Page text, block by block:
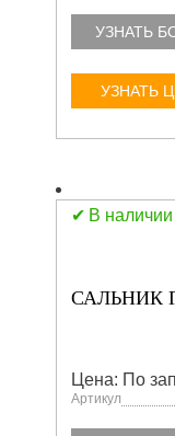
УЗНАТЬ
УЗНАТЬ
В наличии
САЛЬНИК
Цена: По
Артикул